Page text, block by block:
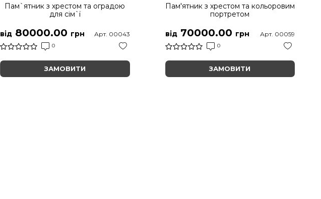
Пам`ятник з хрестом та оградою
для сім`ї
від 80000.00 грн
0
Арт. 00043
ЗАМОВИТИ
Пам'ятник з хрестом та кольоровим
портретом
від70000.00 грн
0
Арт. 00059
ЗАМОВИТИ